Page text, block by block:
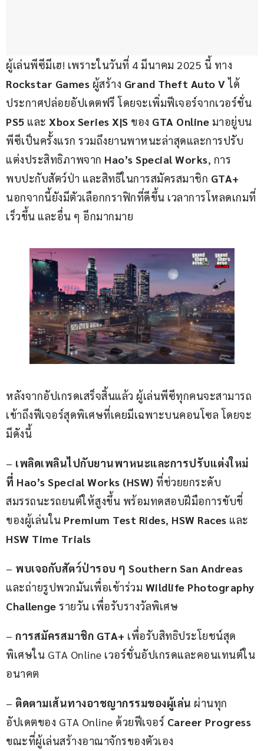
ผู้เล่นพีซีมีเฮ! เพราะในวันที่ 4 มีนาคม 2025 นี้ ทาง
Rockstar Games ผู้สร้าง Grand Theft Auto V ได้
ประกาศปล่อยอัปเดตฟรี โดยจะเพิ่มฟีเจอร์จากเวอร์ชั่น
PS5 และ Xbox Series X|S ของ GTA Online มาอยู่บน
พีซีเป็นครั้งแรก รวมถึงยานพาหนะล่าสุดและการปรับ
แต่งประสิทธิภาพจาก Hao’s Special Works, การ
พบปะกับสัตว์ป่า และสิทธิในการสมัครสมาชิก GTA+
นอกจากนี้ยังมีตัวเลือกกราฟิกที่ดีขึ้น เวลาการโหลดเกมที่
เร็วขึ้น และอื่น ๆ อีกมากมาย
หลังจากอัปเกรดเสร็จสิ้นแล้ว ผู้เล่นพีซีทุกคนจะสามารถ
เข้าถึงฟีเจอร์สุดพิเศษที่เคยมีเฉพาะบนคอนโซล โดยจะ
มีดังนี้
– เพลิดเพลินไปกับยานพาหนะและการปรับแต่งใหม่
ที่ Hao’s Special Works (HSW) ที่ช่วยยกระดับ
สมรรถนะรถยนต์ให้สูงขึ้น พร้อมทดสอบฝีมือการขับขี่
ของผู้เล่นใน Premium Test Rides, HSW Races และ
HSW Time Trials
– พบเจอกับสัตว์ป่ารอบ ๆ Southern San Andreas
และถ่ายรูปพวกมันเพื่อเข้าร่วม Wildlife Photography
Challenge รายวัน เพื่อรับรางวัลพิเศษ
– การสมัครสมาชิก GTA+ เพื่อรับสิทธิประโยชน์สุด
พิเศษใน GTA Online เวอร์ชั่นอัปเกรดและคอนเทนต์ใน
อนาคต
– ติดตามเส้นทางอาชญากรรมของผู้เล่น ผ่านทุก
อัปเดตของ GTA Online ด้วยฟีเจอร์ Career Progress
ขณะที่ผู้เล่นสร้างอาณาจักรของตัวเอง